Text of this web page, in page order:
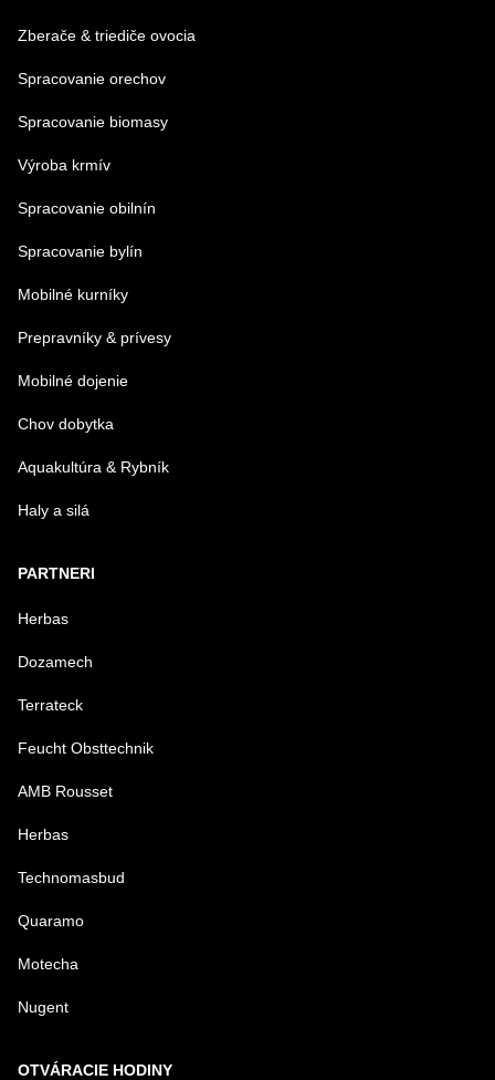
Zberače & triediče ovocia
Spracovanie orechov
Spracovanie biomasy
Výroba krmív
Spracovanie obilnín
Spracovanie bylín
Mobilné kurníky
Prepravníky & prívesy
Mobilné dojenie
Chov dobytka
Aquakultúra & Rybník
Haly a silá
PARTNERI
Herbas
Dozamech
Terrateck
Feucht Obsttechnik
AMB Rousset
Herbas
Technomasbud
Quaramo
Motecha
Nugent
OTVÁRACIE HODINY